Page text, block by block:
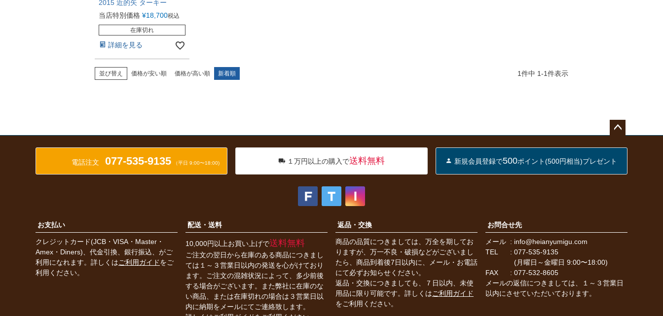
2015 近的矢 ターキー
当店特別価格 ¥18,700税込
在庫切れ
詳細を見る
並び替え 価格が安い順 価格が高い順 新着順 1件中 1-1件表示
ップ
電話注文 077-535-9135 （平日 9:00〜18:00) １万円以上の購入で送料無料 新規会員登録で500ポイント(500円相当)プレゼント
お支払い
クレジットカード(JCB・VISA・Master・
Amex・Diners)、代金引換、銀行振込、がご
利用になれます。詳しくはご利用ガイドをご
利用ください。
配送・送料
10,000円以上お買い上げで送料無料
ご注文の翌日から在庫のある商品につきまし
ては１～３営業日以内の発送を心がけており
ます。ご注文の混雑状況によって、多少前後
する場合がございます。また弊社に在庫のな
い商品、または在庫切れの場合は３営業日以
内に納期をメールにてご連絡致します。
返品・交換
商品の品質につきましては、万全を期してお
りますが、万一不良・破損などがございまし
たら、商品到着後7日以内に、メール・お電話
にて必ずお知らせください。
返品・交換につきましても、７日以内、未使
用品に限り可能です。詳しくはご利用ガイド
をご利用ください。
お問合せ先
メール
info@heianyumigu.com
TEL
077-535-9135
(月曜日～金曜日 9:00〜18:00)
FAX
077-532-8605
メールの返信につきましては、１～３営業日
以内にさせていただいております。